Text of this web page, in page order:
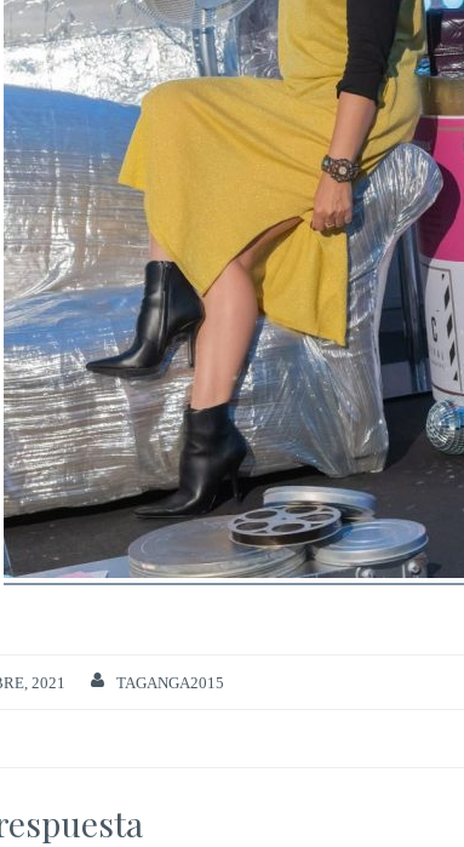
2021 TAGANGA2015